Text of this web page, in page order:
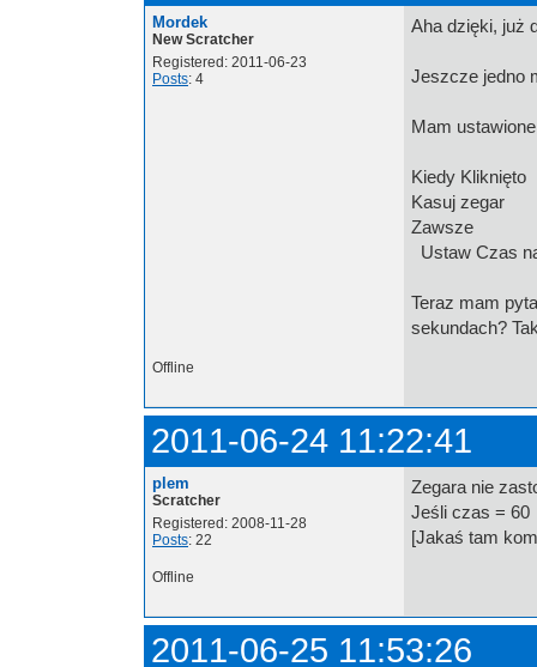
Mordek
New Scratcher
Registered: 2011-06-23
Posts: 4
Aha dzięki, już
Jeszcze jedno
Mam ustawione
Kiedy Kliknięto
Kasuj zegar
Zawsze
Ustaw Czas
Teraz mam
sekundach?
Offline
2011-06-24 11:22:41
plem
Scratcher
Registered: 2008-11-28
Posts: 22
Zegara nie
Jeśli czas = 60
[Jakaś tam
Offline
2011-06-25 11:53:26